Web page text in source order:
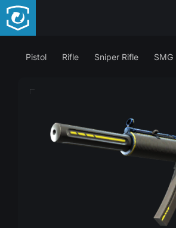
Pistol Rifle Sniper Rifle SMG